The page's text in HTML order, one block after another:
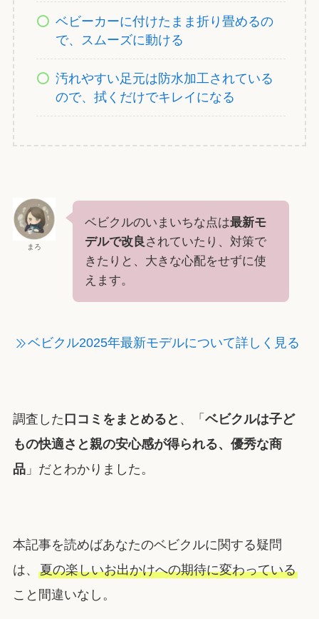
ベビーカーに付けたまま折り畳めるの
で、スムーズに動ける
汚れやすい足元は防水加工されている
ので、拭くだけでキレイになる
まろ
ベビクルのいまいちな点は最新モ
デルで改良 されていたり、対策で
きたりと、大きな心配をせずに使
えます。
ベビクル2025年最新モデルについて詳しく見る
調査した 口コミをまとめると 、「 ベビクルは子ど
もの快適さと親の安心感が得られる、優秀な商
品」だとわかりました。
本記事を読めばあなたのベビクルに関する疑問
は、 夏の楽しいお出かけへの期待に変わっている
こと間違いなし。